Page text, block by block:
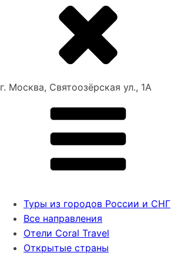
г. Москва, Святоозёрская ул., 1А
Туры из городов России и СНГ
Все направления
Отели Coral Travel
Открытые страны